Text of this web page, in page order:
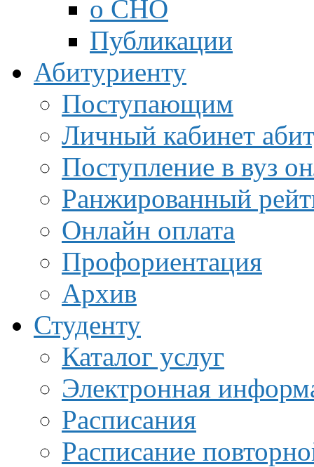
о СНО
Публикации
Абитуриенту
Поступающим
Личный кабинет
Поступление в вуз
Ранжированный
Онлайн оплата
Профориентация
Архив
Студенту
Каталог услуг
Электронная
Расписания
Расписание